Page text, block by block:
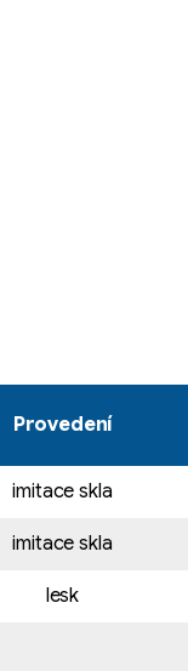
Provedení
imitace skla
imitace skla
lesk